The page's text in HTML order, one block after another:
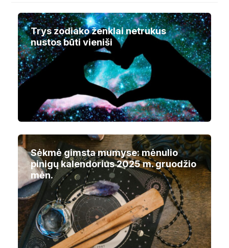
Trys zodiako ženklai netrukus
nustos būti vieniši
Sėkmė gimsta mumyse: mėnulio
pinigų kalendorius 2025 m. gruodžio
mėn.